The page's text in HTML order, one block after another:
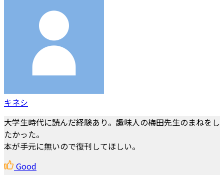
キネシ
大学生時代に読んだ経験あり。趣味人の梅田先生のまねをし
たかった。
本が手元に無いので復刊してほしい。
Good